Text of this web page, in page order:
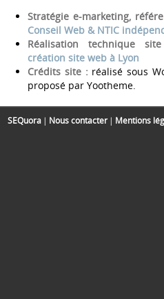
Stratégie e-marketing,
Conseil Web & NTIC
Réalisation technique
création site web à Lyon
Crédits site : réalisé sous
proposé par Yootheme.
SEQuora | Nous contacter | Mentions